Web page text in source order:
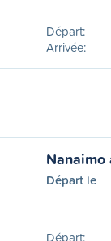
Départ:
Arrivée:
Nanaimo
Départ le
Départ: